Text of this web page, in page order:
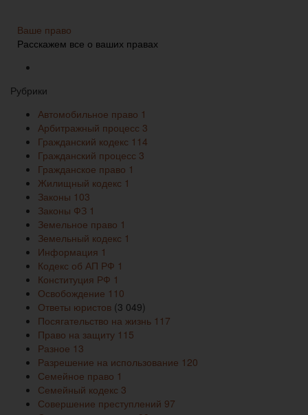
Ваше право
Расскажем все о ваших правах
Рубрики
Автомобильное право 1
Арбитражный процесс 3
Гражданский кодекс 114
Гражданский процесс 3
Гражданское право 1
Жилищный кодекс 1
Законы 103
Законы ФЗ 1
Земельное право 1
Земельный кодекс 1
Информация 1
Кодекс об АП РФ 1
Конституция РФ 1
Освобождение 110
Ответы юристов (3 049)
Посягательство на жизнь 117
Право на защиту 115
Разное 13
Разрешение на использование 120
Семейное право 1
Семейный кодекс 3
Совершение преступлений 97